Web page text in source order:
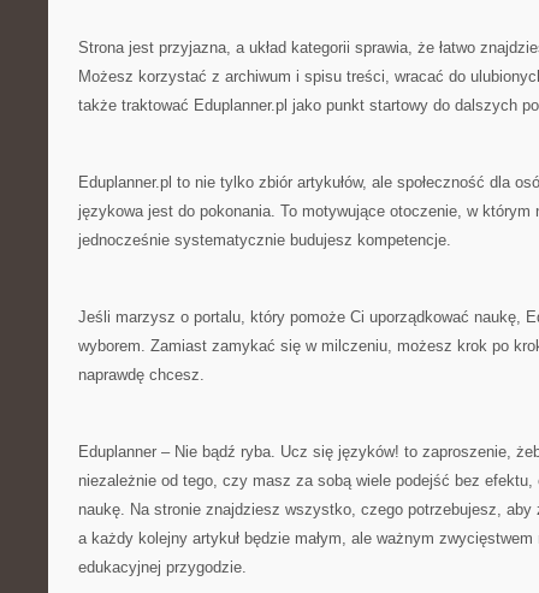
Strona jest przyjazna, a układ kategorii sprawia, że łatwo
Możesz korzystać z archiwum i spisu treści, wracać do
także traktować Eduplanner.pl jako punkt startowy do dalszych
Eduplanner.pl to nie tylko zbiór artykułów, ale społeczność dla
językowa jest do pokonania. To motywujące otoczenie, w którym
jednocześnie systematycznie budujesz kompetencje.
Jeśli marzysz o portalu, który pomoże Ci uporządkować naukę,
wyborem. Zamiast zamykać się w milczeniu, możesz krok po
naprawdę chcesz.
Eduplanner – Nie bądź ryba. Ucz się języków! to zaproszenie,
niezależnie od tego, czy masz za sobą wiele podejść bez
naukę. Na stronie znajdziesz wszystko, czego potrzebujesz, aby
a każdy kolejny artykuł będzie małym, ale ważnym zwycięstwem
edukacyjnej przygodzie.